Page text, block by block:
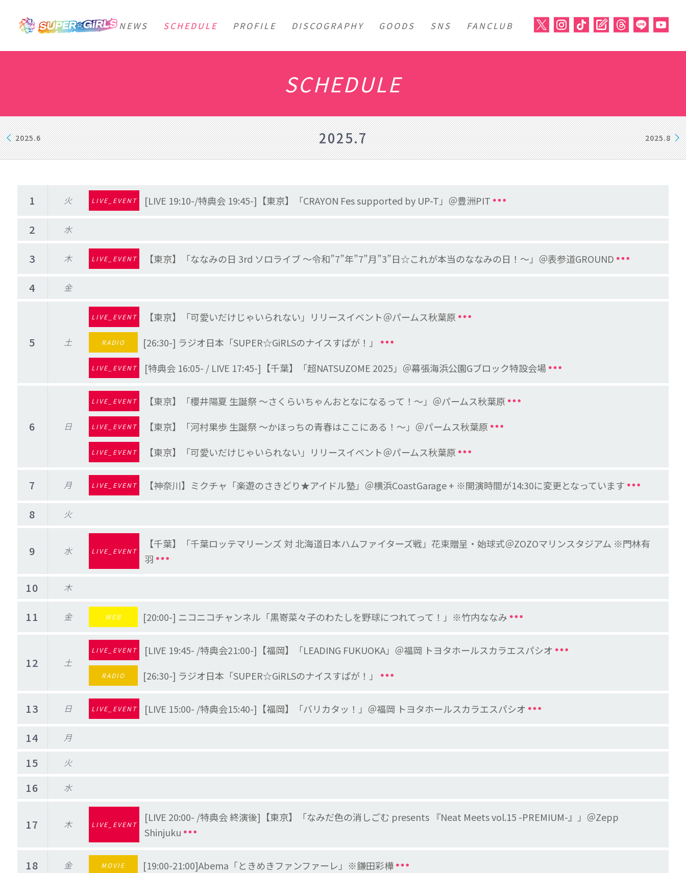
NEWS SCHEDULE PROFILE DISCOGRAPHY GOODS SNS FANCLUB
SCHEDULE
2025.7
2025.6 2025.8
1 火 LIVE_EVENT [LIVE 19:10-/特典会 19:45-]【東京】「CRAYON Fes supported by UP-T」＠豊洲PIT
2 水
3 木 LIVE_EVENT 【東京】「ななみの日 3rd ソロライブ ～令和”7”年”7”月”3”日☆これが本当のななみの日！～」＠表参道GROUND
4 金
5 土
LIVE_EVENT 【東京】「可愛いだけじゃいられない」リリースイベント＠パームス秋葉原
RADIO [26:30-] ラジオ日本「SUPER☆GiRLSのナイスすぱが！」
LIVE_EVENT [特典会 16:05- / LIVE 17:45-]【千葉】「超NATSUZOME 2025」＠幕張海浜公園Gブロック特設会場
6 日
LIVE_EVENT 【東京】「櫻井陽夏 生誕祭 ～さくらいちゃんおとなになるって！～」＠パームス秋葉原
LIVE_EVENT 【東京】「河村果歩 生誕祭 ～かほっちの青春はここにある！～」＠パームス秋葉原
LIVE_EVENT 【東京】「可愛いだけじゃいられない」リリースイベント＠パームス秋葉原
7 月 LIVE_EVENT 【神奈川】ミクチャ「楽遊のさきどり★アイドル塾」＠横浜CoastGarage + ※開演時間が14:30に変更となっています
8 火
9 水 LIVE_EVENT
【千葉】「千葉ロッテマリーンズ 対 北海道日本ハムファイターズ戦」花束贈呈・始球式＠ZOZOマリンスタジアム ※門林有
羽
10 木
11 金 WEB [20:00-] ニコニコチャンネル「黒嵜菜々子のわたしを野球につれてって！」※竹内ななみ
12 土
LIVE_EVENT [LIVE 19:45- /特典会21:00-]【福岡】「LEADING FUKUOKA」＠福岡 トヨタホールスカラエスパシオ
RADIO [26:30-] ラジオ日本「SUPER☆GiRLSのナイスすぱが！」
13 日 LIVE_EVENT [LIVE 15:00- /特典会15:40-]【福岡】「バリカタッ！」＠福岡 トヨタホールスカラエスパシオ
14 月
15 火
16 水
17 木 LIVE_EVENT
[LIVE 20:00- /特典会 終演後]【東京】「なみだ色の消しごむ presents 『Neat Meets vol.15 -PREMIUM-』」＠Zepp
Shinjuku
18 金 MOVIE [19:00-21:00]Abema「ときめきファンファーレ」※鎌田彩樺